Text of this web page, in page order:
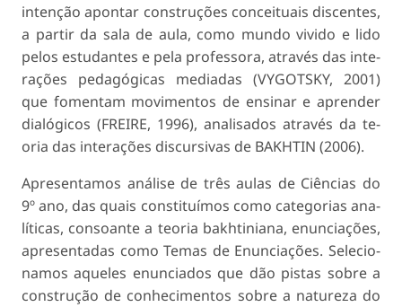
intenção apontar construções conceituais discentes,
a partir da sala de aula, como mundo vivido e lido
pelos estudantes e pela professora, através das inte­
rações pedagógicas mediadas (VYGOTSKY, 2001)
que fomentam movimentos de ensinar e aprender
dialógicos (FREIRE, 1996), analisados através da te­
oria das interações discursivas de BAKHTIN (2006).
Apresentamos análise de três aulas de Ciências do
9º ano, das quais constituímos como categorias ana­
líticas, consoante a teoria bakhtiniana, enunciações,
apresentadas como Temas de Enunciações. Selecio­
namos aqueles enunciados que dão pistas sobre a
construção de conhecimentos sobre a natureza do